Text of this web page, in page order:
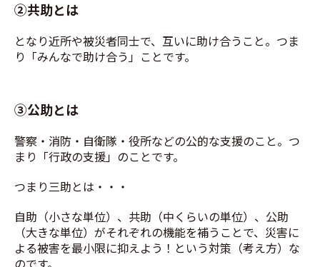
➁共助とは
となり近所や被災者同士で、互いに助け合うこと。つま
り「みんなで助け合う」ことです。
➂公助とは
警察・消防・自衛隊・役所などの公的な支援のこと。つ
まり「行政の支援」のことです。
つまり三助とは・・・
自助（小さな単位）、共助（中くらいの単位）、公助
（大きな単位）がそれぞれの機能を補うことで、災害に
よる被害を最小限に抑えよう！という対策（考え方）な